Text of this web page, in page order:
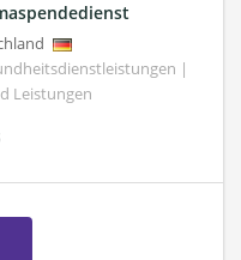
|
Leistungen